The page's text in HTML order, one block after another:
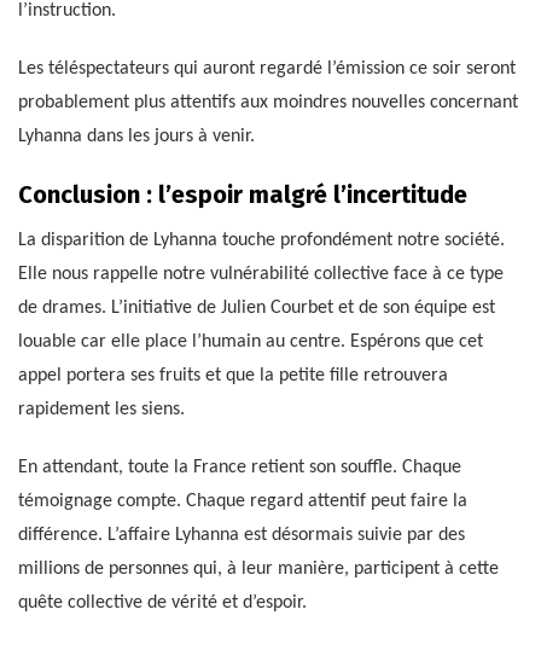
l’instruction.
Les téléspectateurs qui auront regardé l’émission ce soir seront
probablement plus attentifs aux moindres nouvelles concernant
Lyhanna dans les jours à venir.
Conclusion : l’espoir malgré l’incertitude
La disparition de Lyhanna touche profondément notre société.
Elle nous rappelle notre vulnérabilité collective face à ce type
de drames. L’initiative de Julien Courbet et de son équipe est
louable car elle place l’humain au centre. Espérons que cet
appel portera ses fruits et que la petite fille retrouvera
rapidement les siens.
En attendant, toute la France retient son souffle. Chaque
témoignage compte. Chaque regard attentif peut faire la
différence. L’affaire Lyhanna est désormais suivie par des
millions de personnes qui, à leur manière, participent à cette
quête collective de vérité et d’espoir.